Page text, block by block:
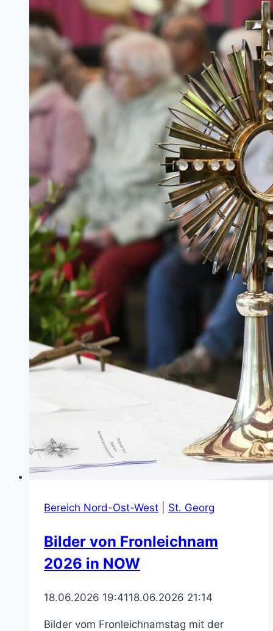
Bereich Nord-Ost-West St. Georg
Bilder von Fronleichnam
2026 in NOW
18.06.2026 19:4118.06.2026 21:14
Bilder vom Fronleichnamstag mit der